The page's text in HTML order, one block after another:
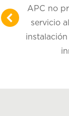
APC no
servicio